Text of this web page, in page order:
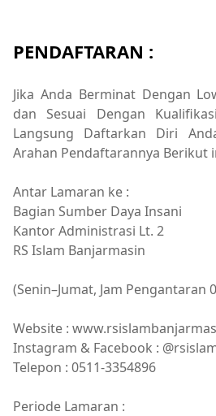
PENDAFTARAN :
Jika Anda Berminat Dengan
dan Sesuai Dengan
Langsung Daftarkan Diri
Arahan Pendaftarannya Berikut
Antar Lamaran ke :
Bagian Sumber Daya Insani
Kantor Administrasi Lt. 2
RS Islam Banjarmasin
(Senin–Jumat, Jam Pengantaran
Website :
Instagram & Facebook :
Telepon : 0511-3354896
Periode Lamaran :